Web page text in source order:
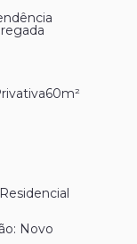
60m²
Novo